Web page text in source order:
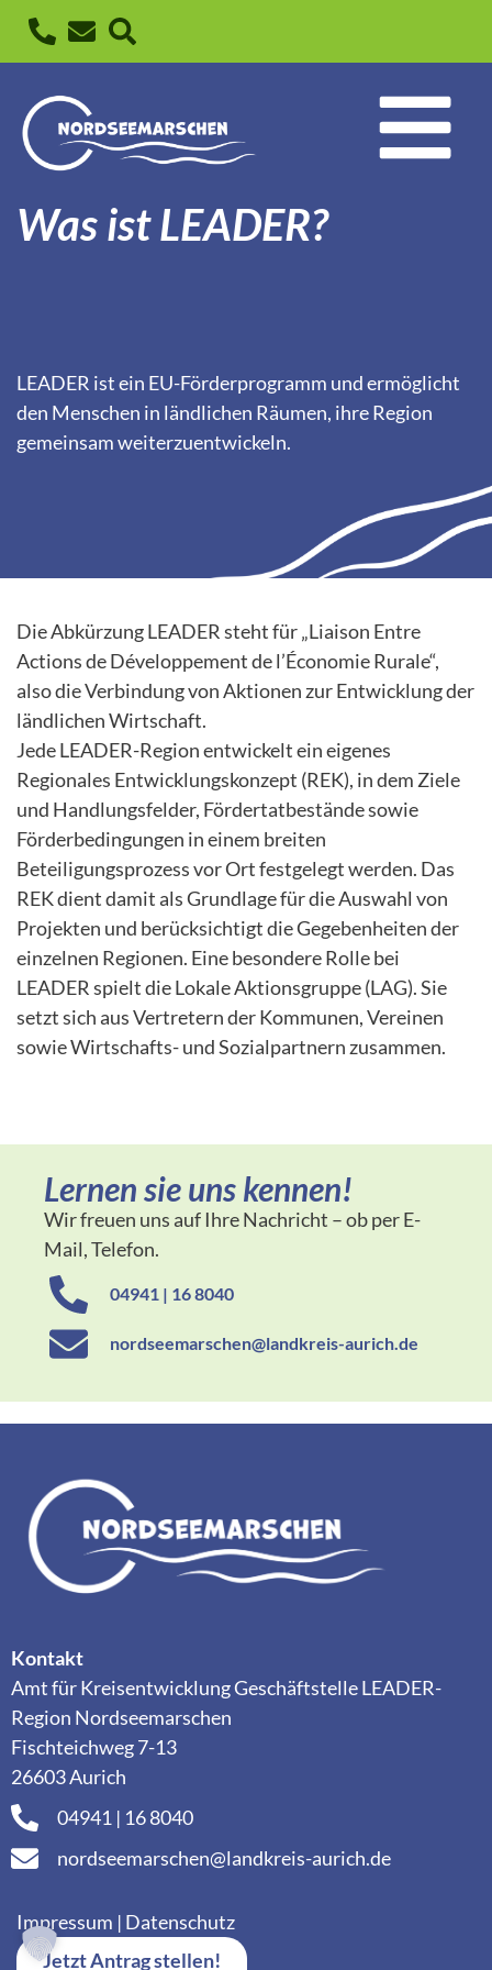
Was ist LEADER?
LEADER ist ein EU-Förderprogramm und ermöglicht
den Menschen in ländlichen Räumen, ihre Region
gemeinsam weiterzuentwickeln.
Die Abkürzung LEADER steht für „Liaison Entre
Actions de Développement de l’Économie Rurale“,
also die Verbindung von Aktionen zur Entwicklung der
ländlichen Wirtschaft.
Jede LEADER-Region entwickelt ein eigenes
Regionales Entwicklungskonzept (REK), in dem Ziele
und Handlungsfelder, Fördertatbestände sowie
Förderbedingungen in einem breiten
Beteiligungsprozess vor Ort festgelegt werden. Das
REK dient damit als Grundlage für die Auswahl von
Projekten und berücksichtigt die Gegebenheiten der
einzelnen Regionen. Eine besondere Rolle bei
LEADER spielt die Lokale Aktionsgruppe (LAG). Sie
setzt sich aus Vertretern der Kommunen, Vereinen
sowie Wirtschafts- und Sozialpartnern zusammen.
Lernen sie uns kennen!
Wir freuen uns auf Ihre Nachricht –ob per E-
Mail, Telefon.
04941 | 16 8040
nordseemarschen@landkreis-aurich.de
Kontakt
Amt für Kreisentwicklung Geschäftstelle LEADER-
Region Nordseemarschen
Fischteichweg 7-13
26603 Aurich
04941 | 16 8040
nordseemarschen@landkreis-aurich.de
Jetzt Antrag stellen!
Impressum | Datenschutz